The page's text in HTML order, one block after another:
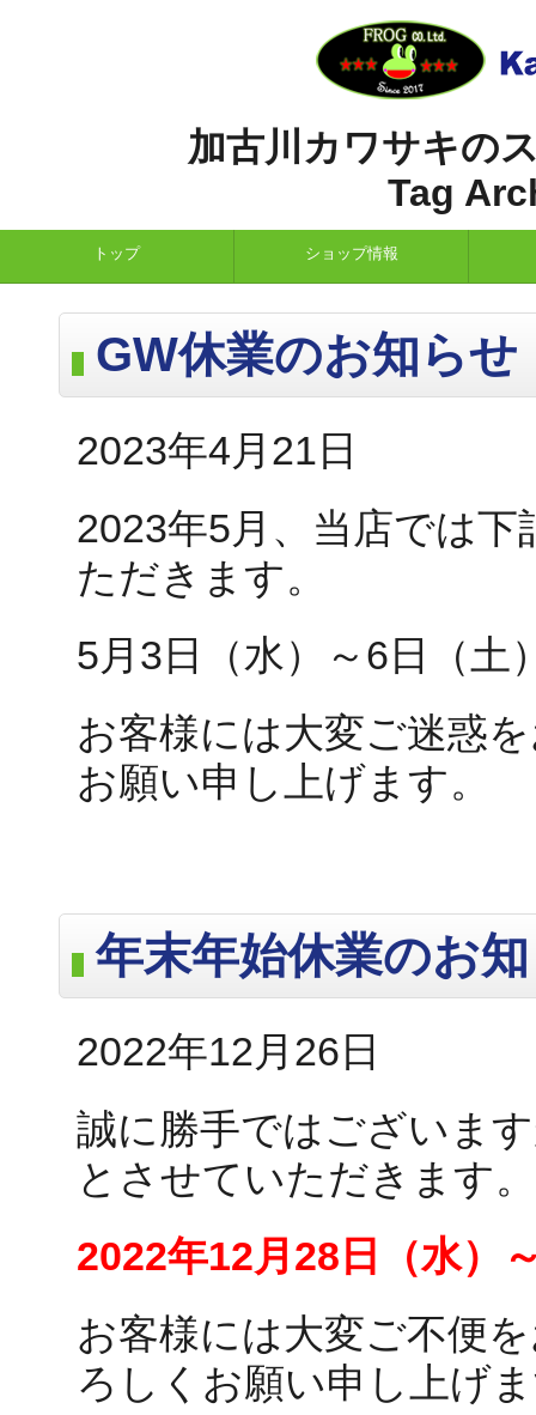
加古川カワサキの
Tag
トップ ショップ情報
GW休業のお知らせ
2023年4月21日
2023年5月、当店では
ただきます。
5月3日（水）～6日（土
お客様には大変ご迷惑
お願い申し上げます。
年末年始休業のお
2022年12月26日
誠に勝手ではございま
とさせていただきます。
2022年12月28日（水）
お客様には大変ご不便
ろしくお願い申し上げ